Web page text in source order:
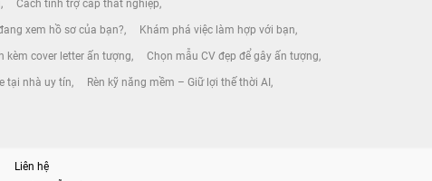
Cách tính trợ cấp thất nghiệp
xem hồ sơ của bạn? Khám phá việc làm hợp với bạn
kèm cover letter ấn tượng Chọn mẫu CV đẹp để gây ấn tượng
tại nhà uy tín Rèn kỹ năng mềm – Giữ lợi thế thời AI
Liên hệ